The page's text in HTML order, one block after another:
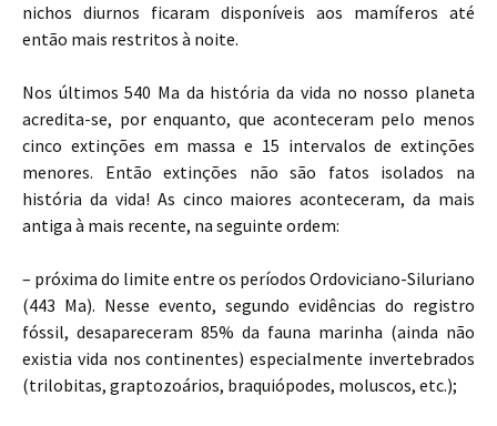
nichos diurnos ficaram disponíveis aos mamíferos até
então mais restritos à noite.
Nos últimos 540 Ma da história da vida no nosso planeta
acredita-se, por enquanto, que aconteceram pelo menos
cinco extinções em massa e 15 intervalos de extinções
menores. Então extinções não são fatos isolados na
história da vida! As cinco maiores aconteceram, da mais
antiga à mais recente, na seguinte ordem:
– próxima do limite entre os períodos Ordoviciano-Siluriano
(443 Ma). Nesse evento, segundo evidências do registro
fóssil, desapareceram 85% da fauna marinha (ainda não
existia vida nos continentes) especialmente invertebrados
(trilobitas, graptozoários, braquiópodes, moluscos, etc.);